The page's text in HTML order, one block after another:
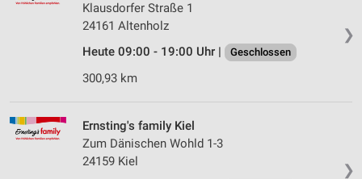
❯
Klausdorfer Straße 1
24161 Altenholz
Heute 09:00 - 19:00 Uhr |
Geschlossen
300,93 km
❯
Ernsting's family Kiel
Zum Dänischen Wohld 1-3
24159 Kiel